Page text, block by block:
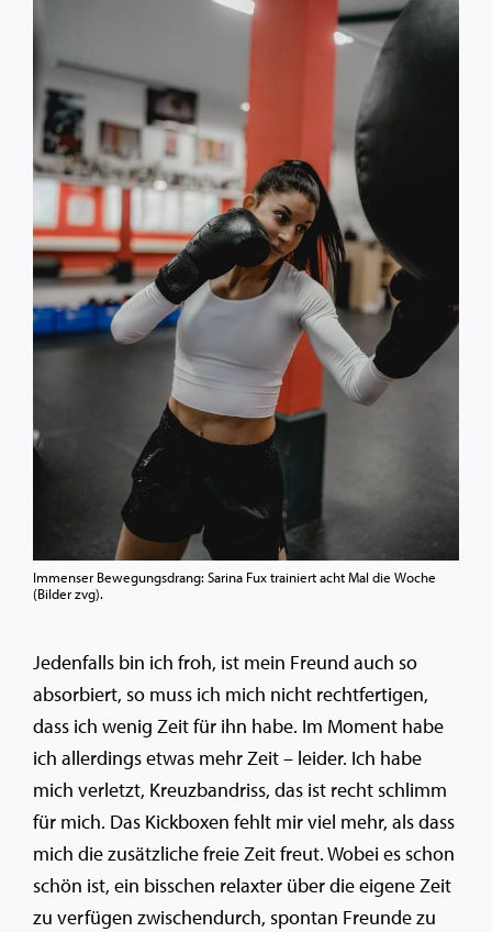
Immenser Bewegungsdrang: Sarina Fux trainiert acht Mal die Woche
(Bilder zvg).
Jedenfalls bin ich froh, ist mein Freund auch so
absorbiert, so muss ich mich nicht rechtfertigen,
dass ich wenig Zeit für ihn habe. Im Moment habe
ich allerdings etwas mehr Zeit – leider. Ich habe
mich verletzt, Kreuzbandriss, das ist recht schlimm
für mich. Das Kickboxen fehlt mir viel mehr, als dass
mich die zusätzliche freie Zeit freut. Wobei es schon
schön ist, ein bisschen relaxter über die eigene Zeit
zu verfügen zwischendurch, spontan Freunde zu